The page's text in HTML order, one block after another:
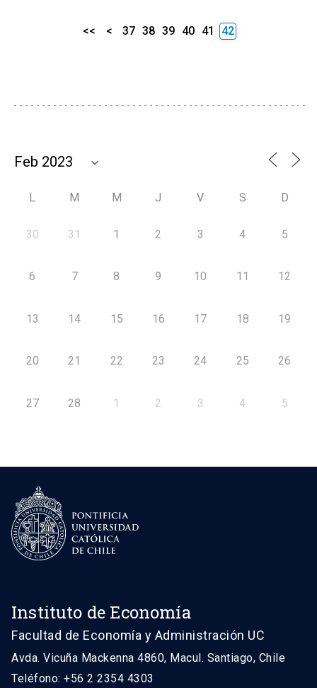
<< < 37 38 39 40 41 42
L M M J V S D
30 31 1 2 3 4 5
6 7 8 9 10 11 12
13 14 15 16 17 18 19
20 21 22 23 24 25 26
27 28 1 2 3 4 5
Instituto de Economía
Facultad de Economía y Administración UC
Avda. Vicuña Mackenna 4860, Macul. Santiago, Chile
Teléfono: +56 2 2354 4303